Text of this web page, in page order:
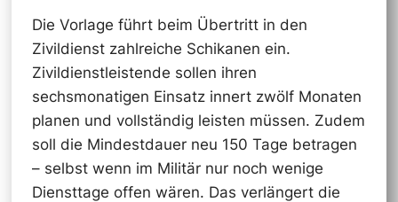
Die Vorlage führt beim Übertritt in den
Zivildienst zahlreiche Schikanen ein.
Zivildienstleistende sollen ihren
sechsmonatigen Einsatz innert zwölf Monaten
planen und vollständig leisten müssen. Zudem
soll die Mindestdauer neu 150 Tage betragen
– selbst wenn im Militär nur noch wenige
Diensttage offen wären. Das verlängert die